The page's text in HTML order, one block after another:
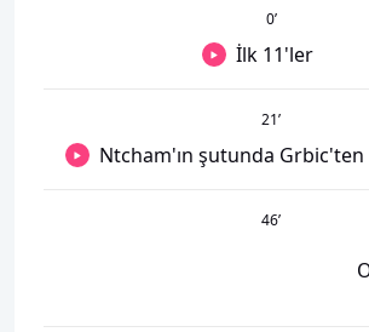
0’
İlk 11'ler
21’
Ntcham'ın şutunda
46’